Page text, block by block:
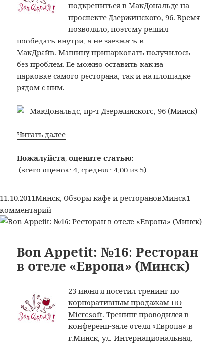
подкрепиться в МакДональдс на
проспекте Дзержинского, 96. Время
позволяло, поэтому решил
пообедать внутри, а не заезжать в
МакДрайв. Машину припарковать получилось
без проблем. Ее можно оставить как на
парковке самого ресторана, так и на площадке
рядом с ним.
Читать далееBon
№45:
МакДональдс,
Дзержинского,
(Минск)
Пожалуйста, оцените статью:
(всего оценок: 4, средняя: 4,00 из 5)
Опубликовано
11.10.2011Рубрики
Минск, Обзоры кафе и ресторановМетки
Минск1
комментарийк
записи
№45:
МакДональдс,
Дзержинского,
96
(Минск)
Bon Appetit: №16: Ресторан
в отеле «Европа» (Минск)
23 июня я посетилтренинг по
корпоративным продажам ПО
Microsoft. Тренинг проводился в
конференц-зале отеля «Европа» в
г.Минск, ул. Интернациональная,